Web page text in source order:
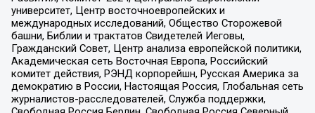
университет, Центр восточноевропейских и
международных исследований, Общество Сторожевой
башни, Библии и трактатов Свидетелей Иеговы,
Гражданский Совет, Центр анализа европейской политики,
Академическая сеть Восточная Европа, Российский
комитет действия, РЭНД корпорейшн, Русская Америка за
демократию в России, Настоящая Россия, Глобальная сеть
журналистов-расследователей, Служба поддержки,